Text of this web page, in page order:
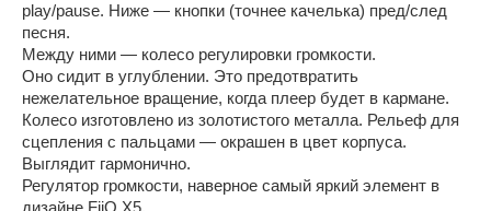
play/pause. Ниже — кнопки (точнее качелька) пред/след
песня.
Между ними — колесо регулировки громкости.
Оно сидит в углублении. Это предотвратить
нежелательное вращение, когда плеер будет в кармане.
Колесо изготовлено из золотистого металла. Рельеф для
сцепления с пальцами — окрашен в цвет корпуса.
Выглядит гармонично.
Регулятор громкости, наверное самый яркий элемент в